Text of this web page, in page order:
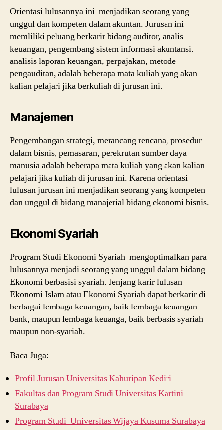
Orientasi lulusannya ini menjadikan seorang yang
unggul dan kompeten dalam akuntan. Jurusan ini
memliliki peluang berkarir bidang auditor, analis
keuangan, pengembang sistem informasi akuntansi.
analisis laporan keuangan, perpajakan, metode
pengauditan, adalah beberapa mata kuliah yang akan
kalian pelajari jika berkuliah di jurusan ini.
Manajemen
Pengembangan strategi, merancang rencana, prosedur
dalam bisnis, pemasaran, perekrutan sumber daya
manusia adalah beberapa mata kuliah yang akan kalian
pelajari jika kuliah di jurusan ini. Karena orientasi
lulusan jurusan ini menjadikan seorang yang kompeten
dan unggul di bidang manajerial bidang ekonomi bisnis.
Ekonomi Syariah
Program Studi Ekonomi Syariah mengoptimalkan para
lulusannya menjadi seorang yang unggul dalam bidang
Ekonomi berbasisi syariah. Jenjang karir lulusan
Ekonomi Islam atau Ekonomi Syariah dapat berkarir di
berbagai lembaga keuangan, baik lembaga keuangan
bank, maupun lembaga keuanga, baik berbasis syariah
maupun non-syariah.
Baca Juga:
Profil Jurusan Universitas Kahuripan Kediri
Fakultas dan Program Studi Universitas Kartini
Surabaya
Program Studi Universitas Wijaya Kusuma Surabaya